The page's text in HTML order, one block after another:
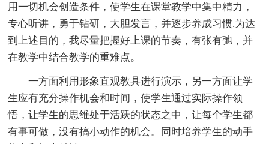
用一切机会创造条件，使学生在课堂教学中集中精力，
专心听讲，勇于钻研，大胆发言，并逐步养成习惯.为达
到上述目的，我尽量把握好上课的节奏，有张有弛，并
在教学中结合教学的重难点。
一方面利用形象直观教具进行演示，另一方面让学
生应有充分操作机会和时间，使学生通过实际操作领
悟，让学生的思维处于活跃的状态之中，让每个学生都
有事可做，没有搞小动作的机会。同时培养学生的动手